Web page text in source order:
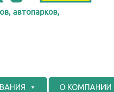
автопарков,
О КОМПАНИИ